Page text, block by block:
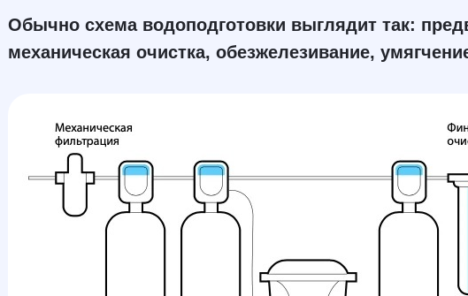
Обычно схема водоподготовки выглядит так:
механическая очистка, обезжелезивание,